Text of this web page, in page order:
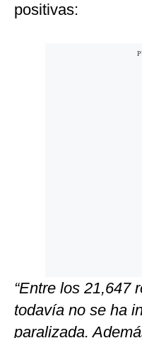
positivas:
“Entre los 21,647
todavía no se ha
paralizada.